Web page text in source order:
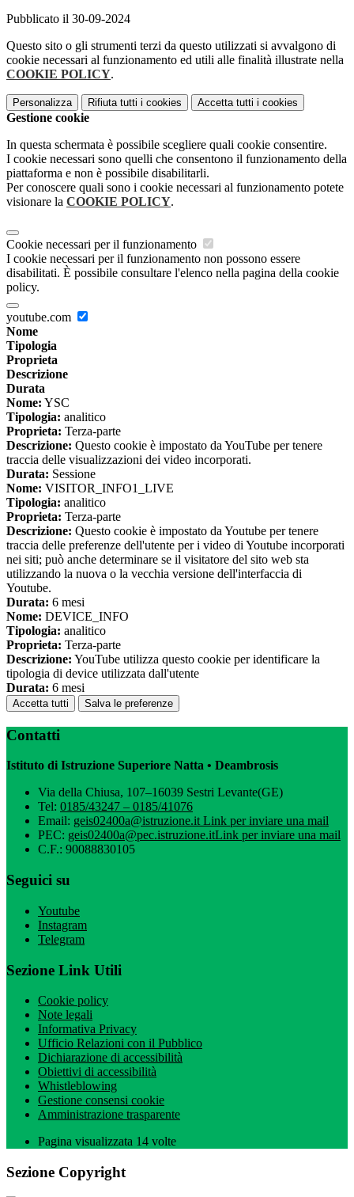
Pubblicato il 30-09-2024
Questo sito o gli strumenti terzi da questo utilizzati si avvalgono di
cookie necessari al funzionamento ed utili alle finalità illustrate nella
COOKIE POLICY.
Personalizza Rifiuta tutti i cookies Accetta tutti i cookies
Gestione cookie
In questa schermata è possibile scegliere quali cookie consentire.
I cookie necessari sono quelli che consentono il funzionamento della
piattaforma e non è possibile disabilitarli.
Per conoscere quali sono i cookie necessari al funzionamento potete
visionare la COOKIE POLICY.
Cookie necessari per il funzionamento
I cookie necessari per il funzionamento non possono essere
disabilitati. È possibile consultare l'elenco nella pagina della cookie
policy.
youtube.com
Nome
Tipologia
Proprieta
Descrizione
Durata
Nome: YSC
Tipologia: analitico
Proprieta: Terza-parte
Descrizione: Questo cookie è impostato da YouTube per tenere
traccia delle visualizzazioni dei video incorporati.
Durata: Sessione
Nome: VISITOR_INFO1_LIVE
Tipologia: analitico
Proprieta: Terza-parte
Descrizione: Questo cookie è impostato da Youtube per tenere
traccia delle preferenze dell'utente per i video di Youtube incorporati
nei siti; può anche determinare se il visitatore del sito web sta
utilizzando la nuova o la vecchia versione dell'interfaccia di
Youtube.
Durata: 6 mesi
Nome: DEVICE_INFO
Tipologia: analitico
Proprieta: Terza-parte
Descrizione: YouTube utilizza questo cookie per identificare la
tipologia di device utilizzata dall'utente
Durata: 6 mesi
Accetta tutti Salva le preferenze
Contatti
Istituto di Istruzione Superiore Natta • Deambrosis
Via della Chiusa, 107–16039 Sestri Levante(GE)
Tel: 0185/43247 – 0185/41076
Email: geis02400a@istruzione.itLink per inviare una mail
PEC: geis02400a@pec.istruzione.itLink per inviare una mail
C.F.: 90088830105
Seguici su
Youtube
Instagram
Telegram
Sezione Link Utili
Cookie policy
Note legali
Informativa Privacy
Ufficio Relazioni con il Pubblico
Dichiarazione di accessibilità
Obiettivi di accessibilità
Whistleblowing
Gestione consensi cookie
Amministrazione trasparente
Pagina visualizzata 14 volte
Sezione Copyright